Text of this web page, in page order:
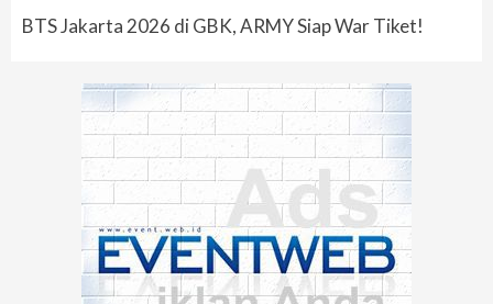
BTS Jakarta 2026 di GBK, ARMY Siap War Tiket!